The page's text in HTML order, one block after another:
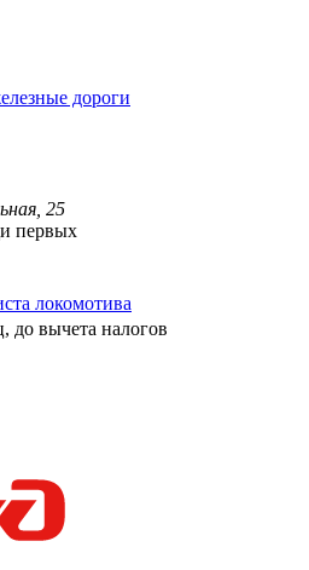
дороги
25
первых
локомотива
до вычета налогов